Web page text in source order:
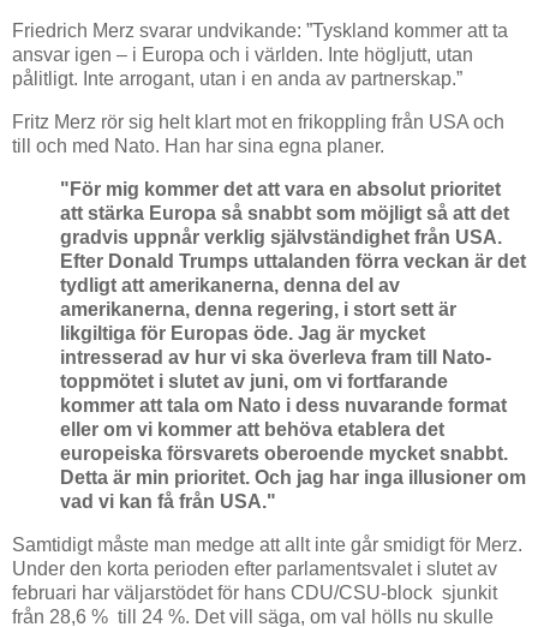
Friedrich Merz svarar undvikande: ”Tyskland kommer att ta
ansvar igen – i Europa och i världen. Inte högljutt, utan
pålitligt. Inte arrogant, utan i en anda av partnerskap.”
Fritz Merz rör sig helt klart mot en frikoppling från USA och
till och med Nato. Han har sina egna planer.
"För mig kommer det att vara en absolut prioritet
att stärka Europa så snabbt som möjligt så att det
gradvis uppnår verklig självständighet från USA.
Efter Donald Trumps uttalanden förra veckan är det
tydligt att amerikanerna, denna del av
amerikanerna, denna regering, i stort sett är
likgiltiga för Europas öde. Jag är mycket
intresserad av hur vi ska överleva fram till Nato-
toppmötet i slutet av juni, om vi fortfarande
kommer att tala om Nato i dess nuvarande format
eller om vi kommer att behöva etablera det
europeiska försvarets oberoende mycket snabbt.
Detta är min prioritet. Och jag har inga illusioner om
vad vi kan få från USA."
Samtidigt måste man medge att allt inte går smidigt för Merz.
Under den korta perioden efter parlamentsvalet i slutet av
februari har väljarstödet för hans CDU/CSU-block sjunkit
från 28,6 % till 24 %. Det vill säga, om val hölls nu skulle